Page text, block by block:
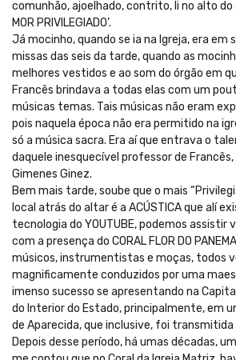
comunhão, ajoelhado, contrito, li no alto do
MOR PRIVILEGIADO’.
Já mocinho, quando se ia na Igreja, era em
missas das seis da tarde, quando as
melhores vestidos e ao som do órgão em
Francês brindava a todas elas com um
músicas temas. Tais músicas não eram
pois naquela época não era permitido na
só a música sacra. Era aí que entrava o
daquele inesquecível professor de Francês,
Gimenes Ginez.
Bem mais tarde, soube que o mais
local atrás do altar é a ACÚSTICA que alí
tecnologia do YOUTUBE, podemos assistir
com a presença do CORAL FLOR DO
músicos, instrumentistas e moças, todos
magnificamente conduzidos por uma
imenso sucesso se apresentando na
do Interior do Estado, principalmente, em
de Aparecida, que inclusive, foi transmitida
Depois desse período, há umas décadas,